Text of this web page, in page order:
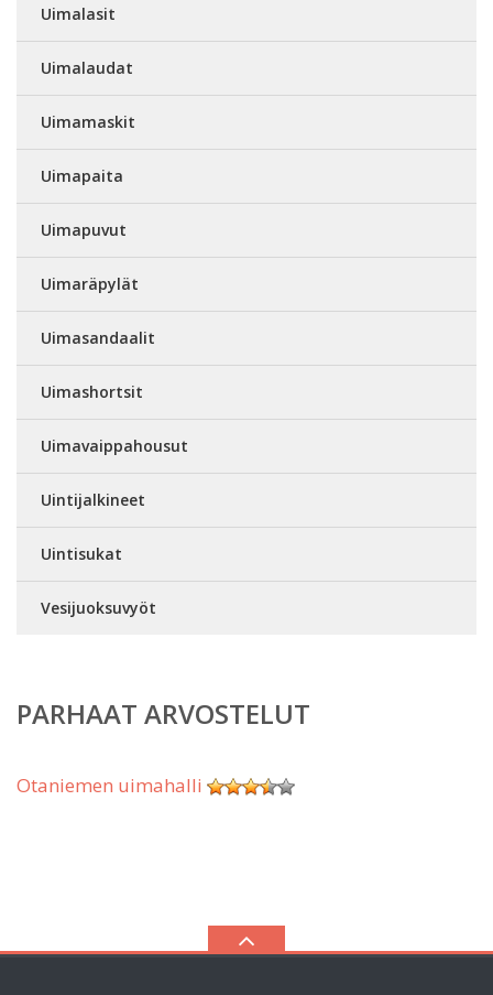
Uimalasit
Uimalaudat
Uimamaskit
Uimapaita
Uimapuvut
Uimaräpylät
Uimasandaalit
Uimashortsit
Uimavaippahousut
Uintijalkineet
Uintisukat
Vesijuoksuvyöt
PARHAAT ARVOSTELUT
Otaniemen uimahalli